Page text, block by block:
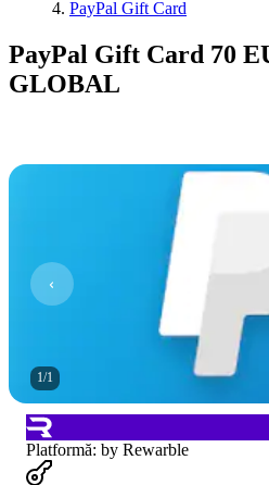
PayPal Gift Card
PayPal Gift Card 70
GLOBAL
1/1
Platformă: by Rewarble